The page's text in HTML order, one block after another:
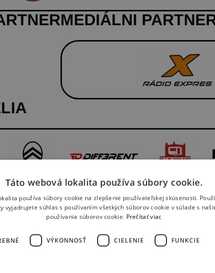
MEDIÁLNI
Táto webová lokalita používa súbory cookie.
používa súbory cookie na zlepšenie používateľskej skúsenosti.
vyjadrujete súhlas s používaním všetkých súborov cookie v súlade s
používania súborov cookie. Prečítať viac
VÝKONNOSŤ CIELENIE FUNKCIE